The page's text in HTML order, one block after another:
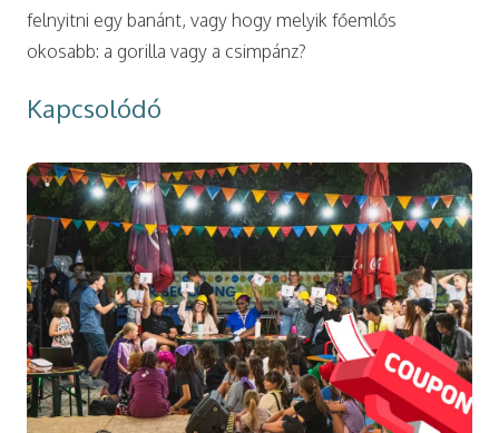
felnyitni egy banánt, vagy hogy melyik főemlős
okosabb: a gorilla vagy a csimpánz?
Kapcsolódó